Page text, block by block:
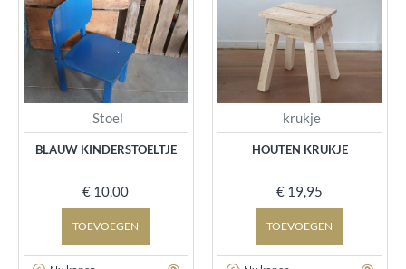
Stoel
BLAUW KINDERSTOELTJE
€ 10,00
TOEVOEGEN
krukje
HOUTEN KRUKJE
€ 19,95
TOEVOEGEN